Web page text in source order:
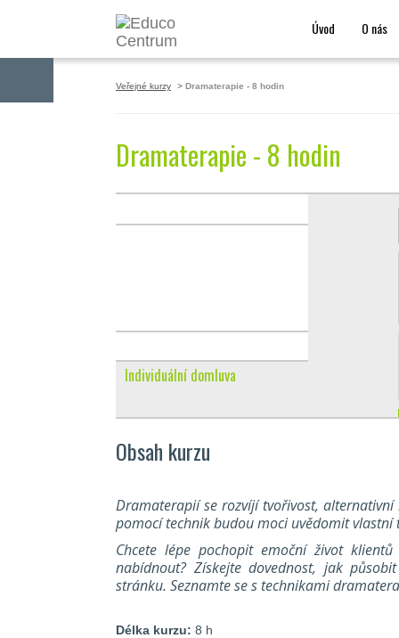
PŘIHLÁŠENÍ
Úvod O nás
Veřejné kurzy Dramaterapie - 8 hodin
Dramaterapie - 8 hodin
Individuální domluva
Obsah kurzu
Dramaterapií se rozvíjí tvořivost,
pomocí technik budou moci uvědomit vlastní
Chcete lépe pochopit emoční život
nabídnout? Získejte dovednost, jak
stránku. Seznamte se s technikami
Délka kurzu: 8 h